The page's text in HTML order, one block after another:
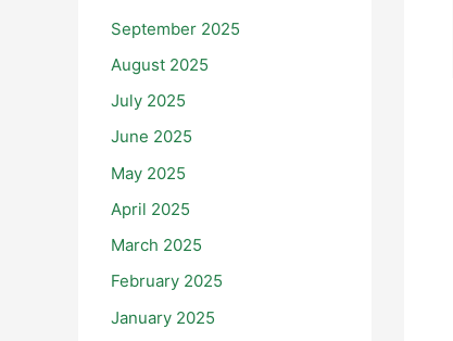
September 2025
August 2025
July 2025
June 2025
May 2025
April 2025
March 2025
February 2025
January 2025